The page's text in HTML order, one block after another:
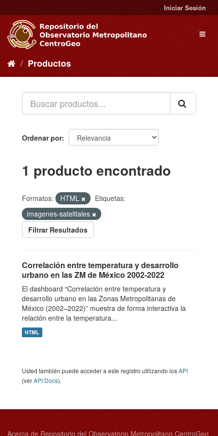
al
contenido
Iniciar Sesión
Productos
Ordenar por
1 producto encontrado
Formatos: HTML
Etiquetas:
imagenes-satelitales
Filtrar Resultados
Correlación entre temperatura y desarrollo
urbano en las ZM de México 2002-2022
El dashboard “Correlación entre temperatura y
desarrollo urbano en las Zonas Metropolitanas de
México (2002–2022)” muestra de forma interactiva la
relación entre la temperatura...
HTML
Usted también puede acceder a este registro utilizando losAPI
(verAPI Docs).
Acerca de Repositorio del Observatorio Metropolitano CentroGeo